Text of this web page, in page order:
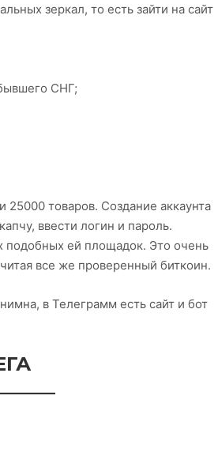
зеркал, то есть зайти на сайт
СНГ;
25000 товаров. Создание аккаунта
ввести логин и пароль.
подобных ей площадок. Это очень
все же проверенный биткоин.
в Телеграмм есть сайт и бот